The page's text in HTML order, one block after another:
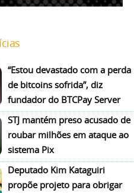
“Estou devastado com a perda
de bitcoins sofrida”, diz
fundador do BTCPay Server
STJ mantém preso acusado de
roubar milhões em ataque ao
sistema Pix
Deputado Kim Kataguiri
propõe projeto para obrigar